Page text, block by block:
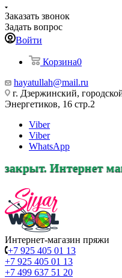
Заказать звонок
Задать вопрос
Войти
Корзина0
hayatullah@mail.ru
г. Дзержинский,
Энергетиков, 16 стр.2
Viber
Viber
WhatsApp
магазин
Интернет-магазин пряжи
+7 925 405 01 13
+7 925 405 01 13
+7 499 637 51 20